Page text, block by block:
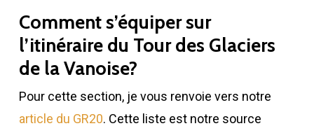
Comment s’équiper sur
l’itinéraire du Tour des Glaciers
de la Vanoise?
Pour cette section, je vous renvoie vers notre
article du GR20. Cette liste est notre source